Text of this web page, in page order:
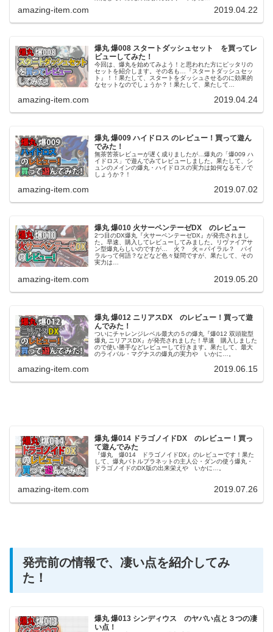
amazing-item.com 2019.04.22
爆丸 爆008 スタートダッシュセット を買ってレ
ビューしてみた！
今回は、爆丸を始めてみよう！と思われた方にピッタリの
セットを紹介します。その名も…『スタートダッシュセッ
ト』！！果たして、スタートをダッシュさせるのに効果的
なセットなのでしょうか？！果たして、果たして…
amazing-item.com 2019.04.24
爆丸 爆009 ハイドロス のレビュー！買って遊ん
でみた！
無茶苦茶レビューが遅く成りましたが…爆丸の「爆009 ハ
イドロス」で遊んでみてレビューしました。果たして、シ
ュンのメインの爆丸・ハイドロスの実力は如何なるモノで
しょうか？！
amazing-item.com 2019.07.02
爆丸 爆010 火サーペンテーゼDX のレビュー
2つ目のDX爆丸『火サーペンテーゼDX』が発売されまし
た。早速、購入してレビューしてみました。リヴァイアサ
ン型爆丸らしいのですが… 火？ 火＝パイラル？ パイ
ラルって何語？などなど色々疑問ですが、果たして、その
実力は…
amazing-item.com 2019.05.20
爆丸 爆012 ニリアスDX のレビュー！買って遊
んでみた！
ついにチャレンジレベル最大の５の爆丸『爆012 双頭龍型
爆丸 ニリアスDX』が発売されました！早速 購入しました
ので使い勝手などレビューして行きます。果たして、最大
のライバル・マグナスの爆丸の実力や いかに…。
amazing-item.com 2019.06.15
爆丸 爆014 ドラゴノイドDX のレビュー！買っ
て遊んでみた
『爆丸 爆014 ドラゴノイドDX』のレビューです！果た
して、爆丸バトルプラネットの主人公・ダンの使う爆丸・
ドラゴノイドのDX版の出来栄えや いかに…。
amazing-item.com 2019.07.26
発売前の情報で、凄い点を紹介してみ
た！
爆丸 爆013 シンディウス のヤバい点と３つの凄
い点！